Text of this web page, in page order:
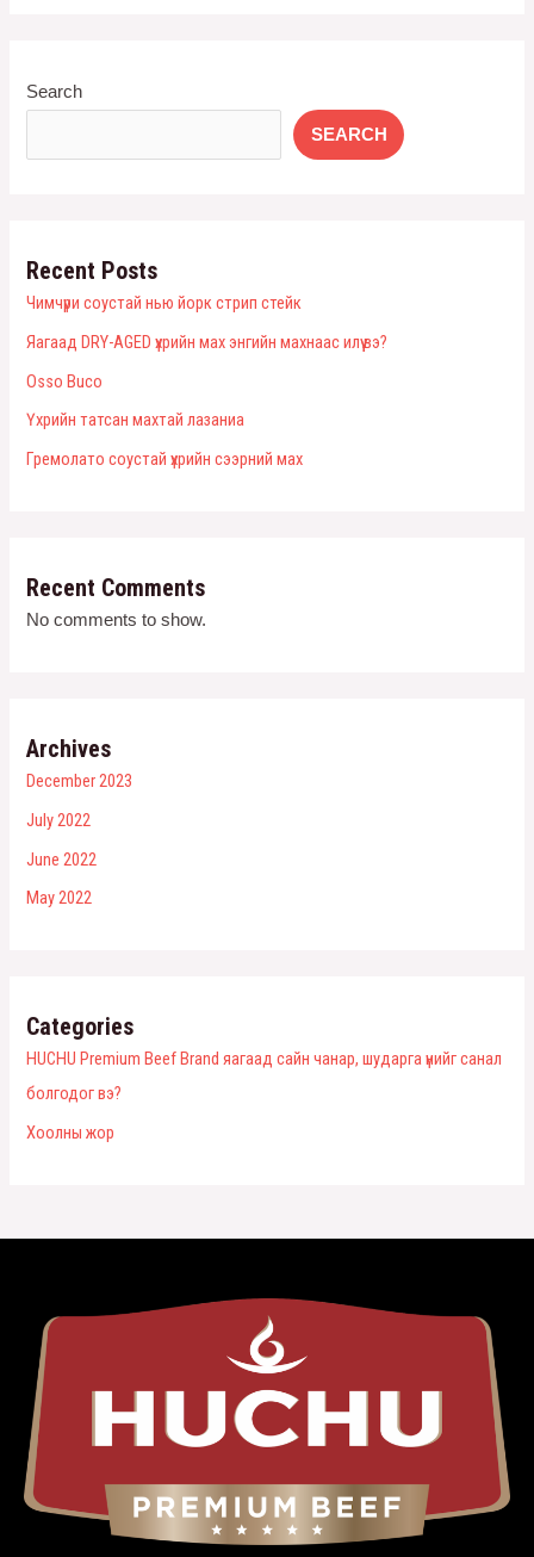
Search
SEARCH
Recent Posts
Чимчүри соустай нью йорк стрип стейк
Яагаад DRY-AGED үхрийн мах энгийн махнаас илүү вэ?
Оsso Buco
Үхрийн татсан махтай лазаниа
Гремолато соустай үхрийн сээрний мах
Recent Comments
No comments to show.
Archives
December 2023
July 2022
June 2022
May 2022
Categories
HUCHU Premium Beef Brand яагаад сайн чанар, шударга үнийг санал
болгодог вэ?
Хоолны жор